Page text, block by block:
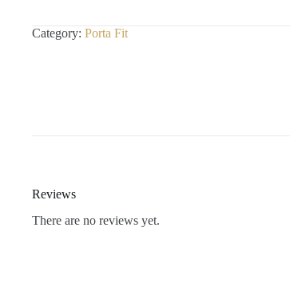
Category: Porta Fit
Reviews
There are no reviews yet.